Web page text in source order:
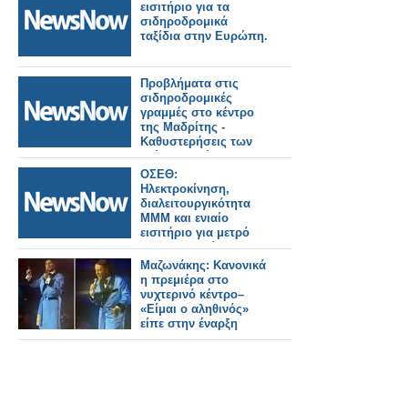
εισιτήριο για τα
σιδηροδρομικά
ταξίδια στην Ευρώπη.
Προβλήματα στις
σιδηροδρομικές
γραμμές στο κέντρο
της Μαδρίτης -
Καθυστερήσεις των
τρένων σε ώρες
αιχμής.
ΟΣΕΘ:
Ηλεκτροκίνηση,
διαλειτουργικότητα
ΜΜΜ και ενιαίο
εισιτήριο για μετρό
και λεωφορεία στη
Θεσσαλονίκη
Μαζωνάκης: Κανονικά
η πρεμιέρα στο
νυχτερινό κέντρο–
«Είμαι ο αληθινός»
είπε στην έναρξη